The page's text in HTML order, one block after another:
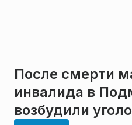
После смерти
инвалида в
возбудили